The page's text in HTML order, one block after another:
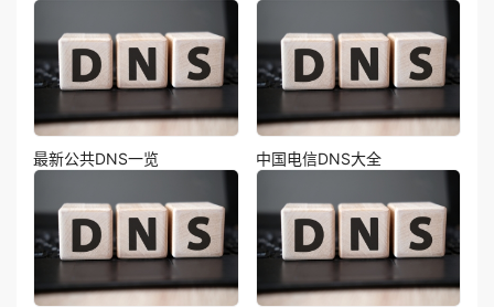
最新公共DNS一览 中国电信DNS大全